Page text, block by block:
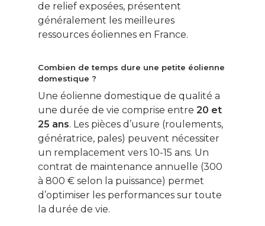
de relief exposées, présentent
généralement les meilleures
ressources éoliennes en France.
Combien de temps dure une petite éolienne
domestique ?
Une éolienne domestique de qualité a
une durée de vie comprise entre 20 et
25 ans. Les pièces d’usure (roulements,
génératrice, pales) peuvent nécessiter
un remplacement vers 10-15 ans. Un
contrat de maintenance annuelle (300
à 800 € selon la puissance) permet
d’optimiser les performances sur toute
la durée de vie.